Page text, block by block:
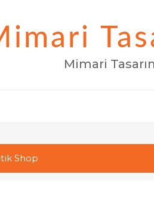
Mimari
Shop